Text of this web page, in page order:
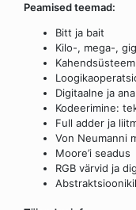
Peamised teemad:
Bitt ja bait
Kilo-, mega-,
Digitaalne ja
Kodeerimine:
Full adder ja
Von Neumanni
Moore’i seadus
RGB värvid ja